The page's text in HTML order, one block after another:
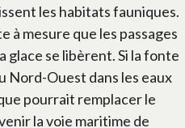
les habitats fauniques.
à mesure que les passages
glace se libèrent. Si la fonte
Nord-Ouest dans les eaux
pourrait remplacer le
la voie maritime de